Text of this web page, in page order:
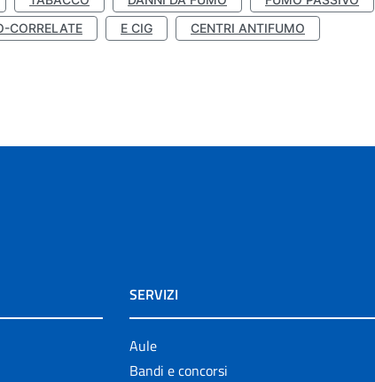
CORRELATE E CIG CENTRI ANTIFUMO
SERVIZI
Aule
Bandi e concorsi